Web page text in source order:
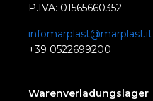
P.IVA: 01565660352
infomarplast@marplast.it
+39 0522699200
Warenverladungslager